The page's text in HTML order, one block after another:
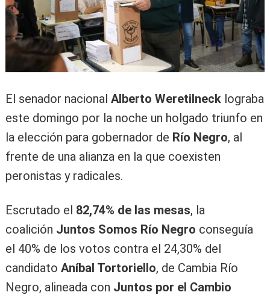
El senador nacional Alberto Weretilneck lograba
este domingo por la noche un holgado triunfo en
la elección para gobernador de Río Negro, al
frente de una alianza en la que coexisten
peronistas y radicales.
Escrutado el 82,74% de las mesas, la
coalición Juntos Somos Río Negro conseguía
el 40% de los votos contra el 24,30% del
candidato Aníbal Tortoriello, de Cambia Río
Negro, alineada con Juntos por el Cambio